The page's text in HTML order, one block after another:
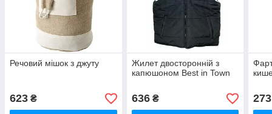
Речовий мішок з джуту
623 ₴
Жилет двосторонній з
капюшоном Best in Town
636₴ 273